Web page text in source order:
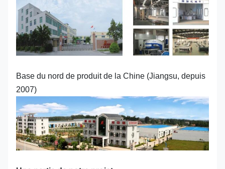
Base du nord de produit de la Chine (Jiangsu, depuis
2007)